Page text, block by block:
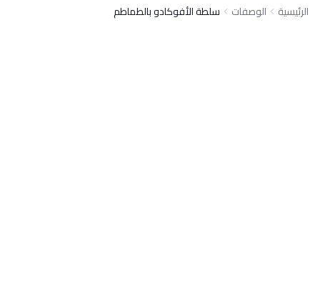
الرئيسية الوصفات سلطة الأفوكادو بالطماطم